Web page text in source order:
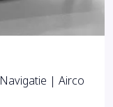
| Airco